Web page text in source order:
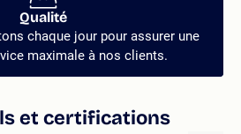
Qualité
chaque jour pour assurer une
maximale à nos clients.
et certifications